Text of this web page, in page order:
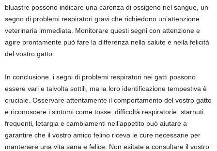
bluastre possono indicare una carenza di ossigeno nel sangue, un
segno di problemi respiratori gravi che richiedono un’attenzione
veterinaria immediata. Monitorare questi segni con attenzione e
agire prontamente può fare la differenza nella salute e nella felicità
del vostro gatto.
In conclusione, i segni di problemi respiratori nei gatti possono
essere vari e talvolta sottili, ma la loro identificazione tempestiva è
cruciale. Osservare attentamente il comportamento del vostro gatto
e riconoscere i sintomi come tosse, difficoltà respiratorie, starnuti
frequenti, letargia e cambiamenti nell’appetito può aiutare a
garantire che il vostro amico felino riceva le cure necessarie per
mantenere una vita sana e felice. Non esitate a consultare il vostro